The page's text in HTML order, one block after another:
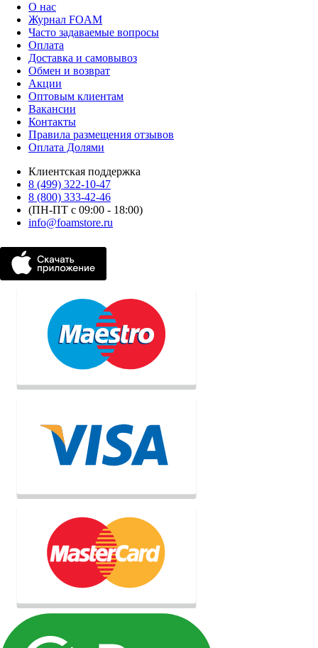
О нас
Журнал FOAM
Часто задаваемые вопросы
Оплата
Доставка и самовывоз
Обмен и возврат
Акции
Оптовым клиентам
Вакансии
Контакты
Правила размещения отзывов
Оплата Долями
Клиентская поддержка
8 (499) 322-10-47
8 (800) 333-42-46
(ПН-ПТ с 09:00 - 18:00)
info@foamstore.ru